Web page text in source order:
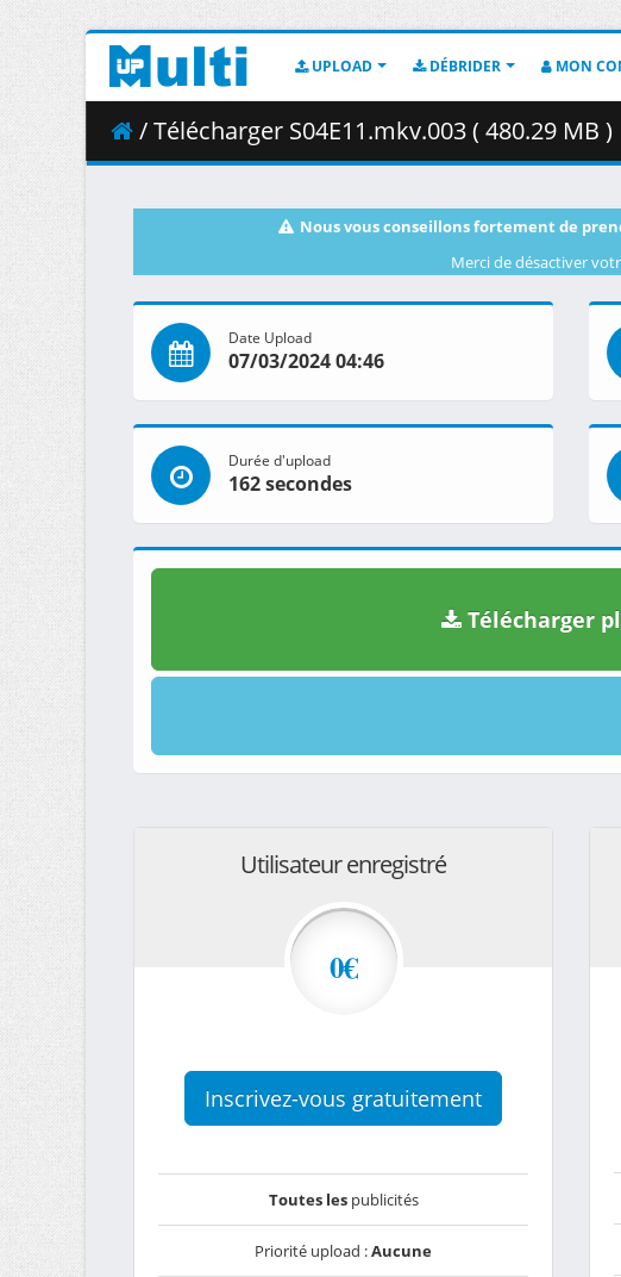
UPLOAD DÉBRIDER MON
/ Télécharger S04E11.mkv.003 ( 480.29 MB )
Nous vous conseillons fortement de
Merci de désactiver
Date Upload
07/03/2024 04:46
Durée d'upload
162 secondes
Télécharger
Utilisateur enregistré
0€
Inscrivez-vous gratuitement
Toutes lespublicités
Priorité upload :Aucune